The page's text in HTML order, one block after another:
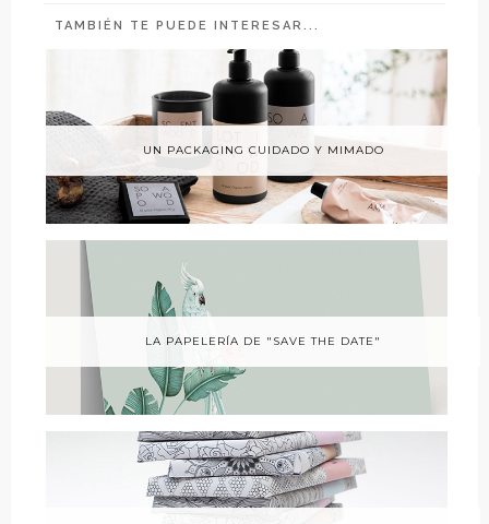
TAMBIÉN TE PUEDE INTERESAR...
UN PACKAGING CUIDADO Y MIMADO
LA PAPELERÍA DE "SAVE THE DATE"